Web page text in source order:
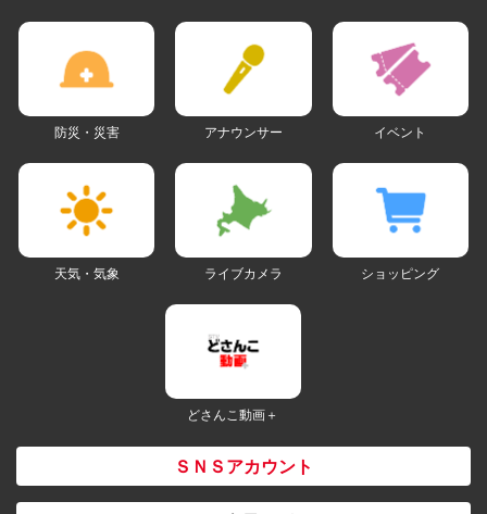
防災・災害 アナウンサー イベント
天気・気象 ライブカメラ ショッピング
どさんこ動画＋
ＳＮＳアカウント